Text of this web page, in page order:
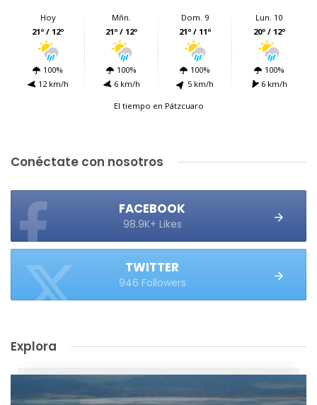
Hoy
21º / 12º
100%
12 km/h
Mñn.
21º / 12º
100%
6 km/h
Dom. 9
21º / 11º
100%
5 km/h
Lun. 10
20º / 12º
100%
6 km/h
El tiempo en Pátzcuaro
Conéctate con nosotros
FACEBOOK
98.9K+ Likes
TWITTER
946 Followers
Explora